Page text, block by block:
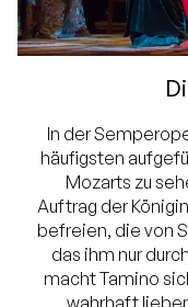
erfahren viel
Dieses
Ihrem
Ihren
einem Besuch
Dann sichern
die besten
In der
häufigsten
Mozarts zu
Auftrag der
befreien, die von
das ihm nur
macht Tamino